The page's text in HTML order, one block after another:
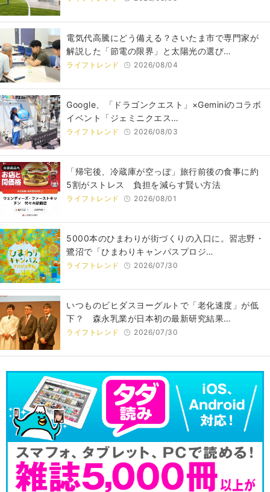
電気代高騰にどう備える？さいたま市で専門家が
解説した「節電の限界」と太陽光の選び…
ライフトレンド 2026/08/04
Google、「ドラゴンクエスト」×Geminiのコラボ
イベント「ジェミニクエス…
ライフトレンド 2026/08/03
「帰宅後、冷蔵庫が空っぽ」旅行前後の食事に約
5割がストレス 負担を減らす賢い方法
ライフトレンド 2026/08/01
5000本のひまわりが街づくりの入口に。習志野・
鷺沼で「ひまわりキャンパスプロジ…
ライフトレンド 2026/07/30
いつものビヒダスヨーグルトで「老化速度」が低
下？ 森永乳業が日本初の最新研究結果…
ライフトレンド 2026/07/30